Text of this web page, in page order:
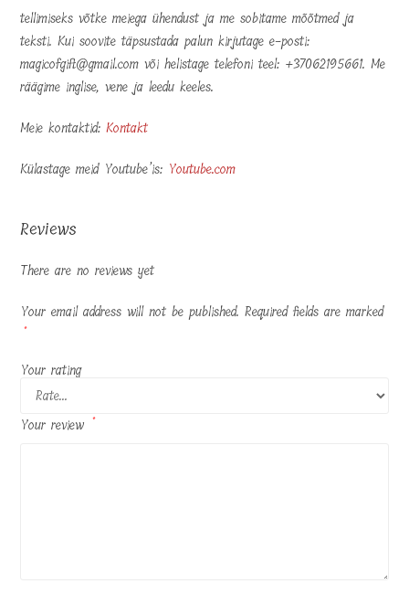
tellimiseks võtke meiega ühendust ja me sobitame mõõtmed ja
teksti. Kui soovite täpsustada palun kirjutage e-posti:
magicofgift@gmail.com või helistage telefoni teel: +37062195661. Me
räägime inglise, vene ja leedu keeles.
Meie kontaktid:Kontakt
Külastage meid Youtube’is: Youtube.com
Reviews
There are no reviews yet
Your email address will not be published. Required fields are marked
*
Your rating
Your review *